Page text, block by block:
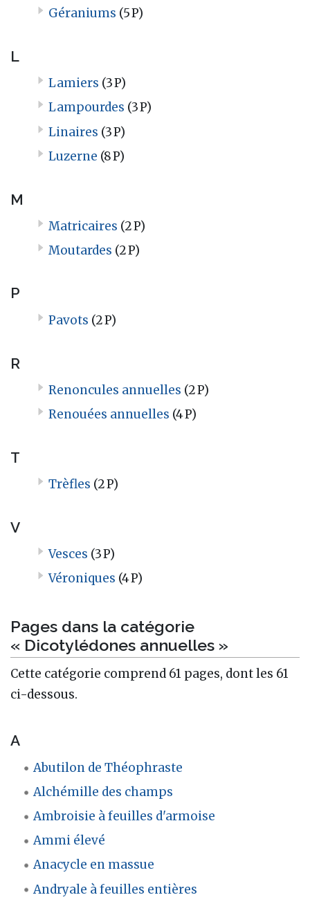
Géraniums (5 P)
L
Lamiers (3 P)
Lampourdes (3 P)
Linaires (3 P)
Luzerne (8 P)
M
Matricaires (2 P)
Moutardes (2 P)
P
Pavots (2 P)
R
Renoncules annuelles (2 P)
Renouées annuelles (4 P)
T
Trèfles (2 P)
V
Vesces (3 P)
Véroniques (4 P)
Pages dans la catégorie
« Dicotylédones annuelles »
Cette catégorie comprend 61 pages, dont les 61
ci-dessous.
A
Abutilon de Théophraste
Alchémille des champs
Ambroisie à feuilles d'armoise
Ammi élevé
Anacycle en massue
Andryale à feuilles entières